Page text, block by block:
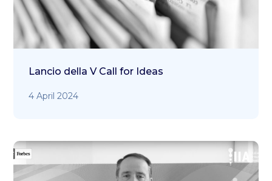
Lancio della V Call for Ideas
4 April 2024